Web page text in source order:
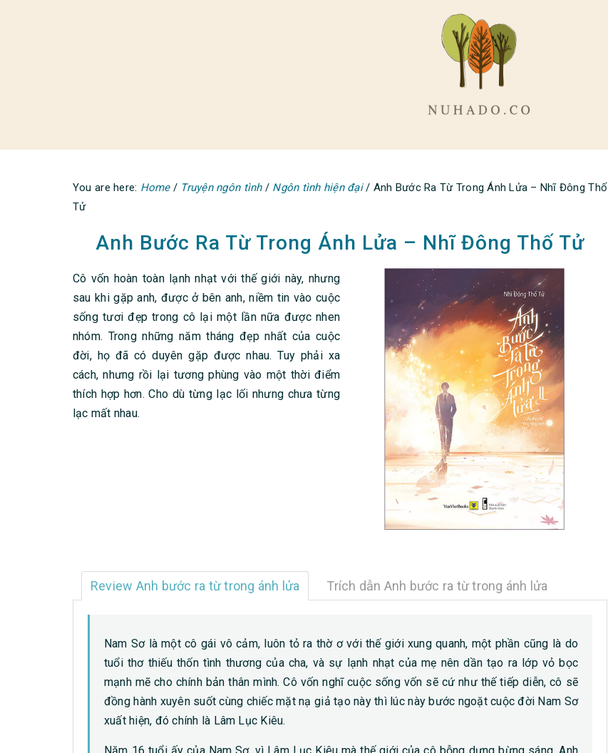
You are here: Home / Truyện ngôn tình / Ngôn tình hiện đại / Anh Bước Ra Từ Trong Ánh Lửa – Nhĩ Đông Thố
Tử
Anh Bước Ra Từ Trong Ánh Lửa – Nhĩ Đông Thố Tử
Cô vốn hoàn toàn lạnh nhạt với thế giới này, nhưng
sau khi gặp anh, được ở bên anh, niềm tin vào cuộc
sống tươi đẹp trong cô lại một lần nữa được nhen
nhóm. Trong những năm tháng đẹp nhất của cuộc
đời, họ đã có duyên gặp được nhau. Tuy phải xa
cách, nhưng rồi lại tương phùng vào một thời điểm
thích hợp hơn. Cho dù từng lạc lối nhưng chưa từng
lạc mất nhau.
Review Anh bước ra từ trong ánh lửa Trích dẫn Anh bước ra từ trong ánh lửa
Nam Sơ là một cô gái vô cảm, luôn tỏ ra thờ ơ với thế giới xung quanh, một phần cũng là do
tuổi thơ thiếu thốn tình thương của cha, và sự lạnh nhạt của mẹ nên dần tạo ra lớp vỏ bọc
mạnh mẽ cho chính bản thân mình. Cô vốn nghĩ cuộc sống vốn sẽ cứ như thế tiếp diễn, cô sẽ
đồng hành xuyên suốt cùng chiếc mặt nạ giả tạo này thì lúc này bước ngoặt cuộc đời Nam Sơ
xuất hiện, đó chính là Lâm Lục Kiêu.